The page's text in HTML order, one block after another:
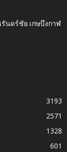
นดร์ชัย เกษบึงกาฬ
3193
2571
1328
601